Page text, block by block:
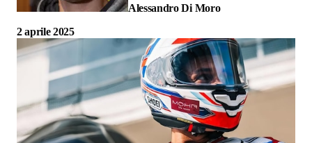
Alessandro Di Moro
2 aprile 2025